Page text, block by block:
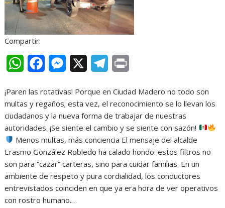
Compartir:
W
a
t
s
A
p
p
c
e
b
o
o
k
M
s
s
e
n
g
e
r
l
e
g
r
a
m
i
n
t
¡Paren las rotativas! Porque en Ciudad Madero no todo son
multas y regaños; esta vez, el reconocimiento se lo llevan los
ciudadanos y la nueva forma de trabajar de nuestras
autoridades. ¡Se siente el cambio y se siente con sazón!
Menos multas, más conciencia El mensaje del alcalde
Erasmo González Robledo ha calado hondo: estos filtros no
son para “cazar” carteras, sino para cuidar familias. En un
ambiente de respeto y pura cordialidad, los conductores
entrevistados coinciden en que ya era hora de ver operativos
con rostro humano.…